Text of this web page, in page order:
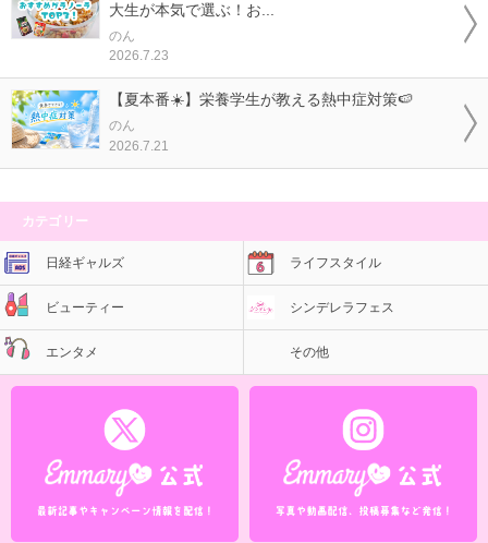
大生が本気で選ぶ！お...
のん
2026.7.23
【夏本番☀️】栄養学生が教える熱中症対策🍉
のん
2026.7.21
カテゴリー
日経ギャルズ ライフスタイル
ビューティー シンデレラフェス
エンタメ その他